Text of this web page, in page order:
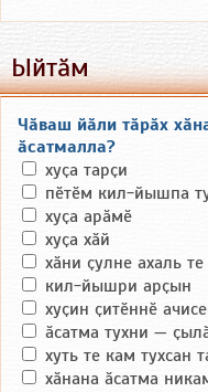
Ыйтӑм
Чӑваш йӑли тӑрӑх
ӑсатмалла?
хуҫа тарҫи
пӗтӗм кил-йышпа
хуҫа арӑмӗ
хуҫа хӑй
хӑни ҫулне ахаль
кил-йышри арҫын
хуҫин ҫитӗннӗ
ӑсатма тухни —
хуть те кам тухсан
хӑнана ӑсатма